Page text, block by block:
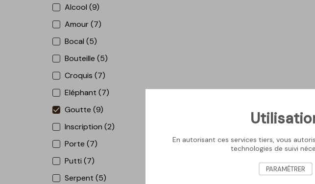
Alcool (9)
Amour (7)
Bocal (5)
Bouteille (5)
Croquis (7)
Eléphant (7)
Goutte (9)
Inscription (2)
Porte (7)
Putti (7)
Serpent (5)
En autorisant ces services tiers, vous
technologies de suivi
PARAMÉTRER